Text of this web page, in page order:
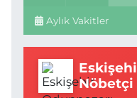
Aylık Vakitler
Nöbetçi